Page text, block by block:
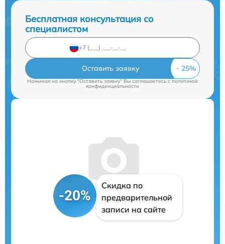
Бесплатная консультация со
специалистом
Оставить заявку
Нажимая на кнопку "Оставить заявку" Вы соглашаетесь cполитикой
конфиденциальности
-20%
Скидка по
предварительной
записи на сайте